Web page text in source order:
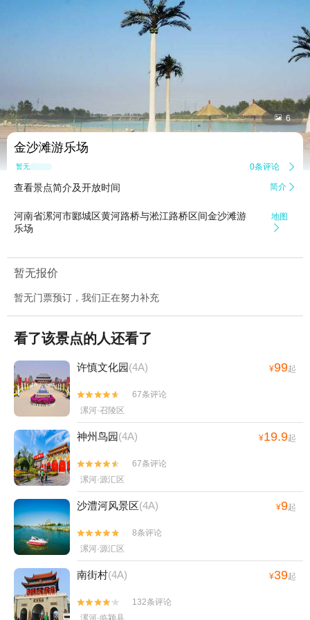
 6
金沙滩游乐场
暂无点评 0条评论 
查看景点简介及开放时间 简介 
河南省漯河市郾城区黄河路桥与淞江路桥区间金沙滩游
乐场
地图

暂无报价
暂无门票预订，我们正在努力补充
看了该景点的人还看了
许慎文化园(4A) ¥99起


67条评论
漯河·召陵区
神州鸟园(4A) ¥19.9起


67条评论
漯河·源汇区
沙澧河风景区(4A) ¥9起


8条评论
漯河·源汇区
南街村(4A) ¥39起


132条评论